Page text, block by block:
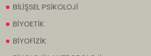
BİLİŞSEL PSİKOLOJİ
BİYOETİK
BİYOFİZİK